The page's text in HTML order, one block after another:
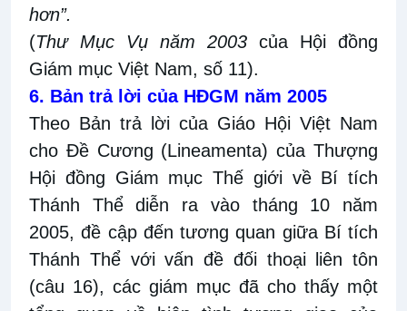
hơn”.
(Thư Mục Vụ năm 2003 của Hội đồng
Giám mục Việt Nam, số 11).
6. Bản trả lời của HĐGM năm 2005
Theo Bản trả lời của Giáo Hội Việt Nam
cho Đề Cương (Lineamenta) của Thượng
Hội đồng Giám mục Thế giới về Bí tích
Thánh Thể diễn ra vào tháng 10 năm
2005, đề cập đến tương quan giữa Bí tích
Thánh Thể với vấn đề đối thoại liên tôn
(câu 16), các giám mục đã cho thấy một